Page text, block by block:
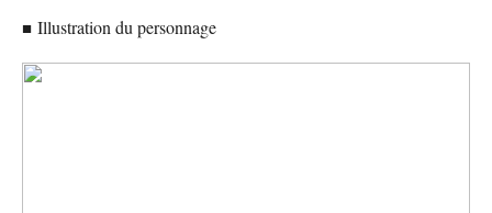
■ Illustration du personnage